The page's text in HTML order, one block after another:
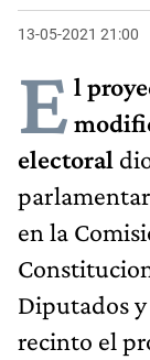
13-05-2021 21:00
E l
electoral
en la
Diputados
recinto el